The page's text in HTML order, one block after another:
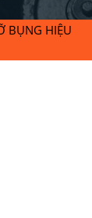
BỤNG HIỆU